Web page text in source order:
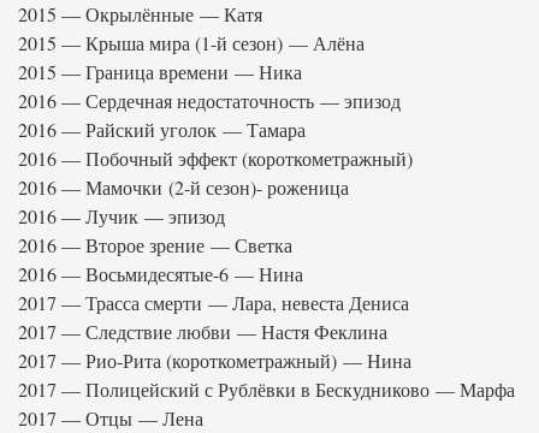
2015 — Окрылённые — Катя
2015 — Крыша мира (1-й сезон) — Алёна
2015 — Граница времени — Ника
2016 — Сердечная недостаточность — эпизод
2016 — Райский уголок — Тамара
2016 — Побочный эффект (короткометражный)
2016 — Мамочки (2-й сезон)- роженица
2016 — Лучик — эпизод
2016 — Второе зрение — Светка
2016 — Восьмидесятые-6 — Нина
2017 — Трасса смерти — Лара, невеста Дениса
2017 — Следствие любви — Настя Феклина
2017 — Рио-Рита (короткометражный) — Нина
2017 — Полицейский с Рублёвки в Бескудниково — Марфа
2017 — Отцы — Лена